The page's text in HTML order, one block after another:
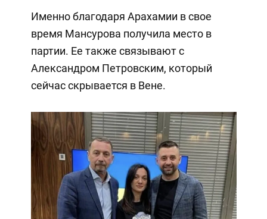
Именно благодаря Арахамии в свое
время Мансурова получила место в
партии. Ее также связывают с
Александром Петровским, который
сейчас скрывается в Вене.